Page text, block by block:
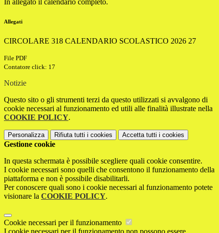
In allegato il calendario completo.
Allegati
CIRCOLARE 318 CALENDARIO SCOLASTICO 2026 27
File PDF
Contatore click: 17
Notizie
Questo sito o gli strumenti terzi da questo utilizzati si avvalgono di
cookie necessari al funzionamento ed utili alle finalità illustrate nella
COOKIE POLICY.
Personalizza Rifiuta tutti i cookies Accetta tutti i cookies
Gestione cookie
In questa schermata è possibile scegliere quali cookie consentire.
I cookie necessari sono quelli che consentono il funzionamento della
piattaforma e non è possibile disabilitarli.
Per conoscere quali sono i cookie necessari al funzionamento potete
visionare la COOKIE POLICY.
Cookie necessari per il funzionamento
I cookie necessari per il funzionamento non possono essere